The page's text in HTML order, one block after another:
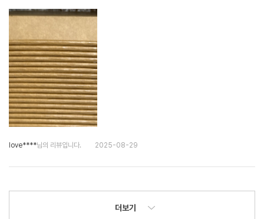
love****님의 리뷰입니다. 2025-08-29
더보기